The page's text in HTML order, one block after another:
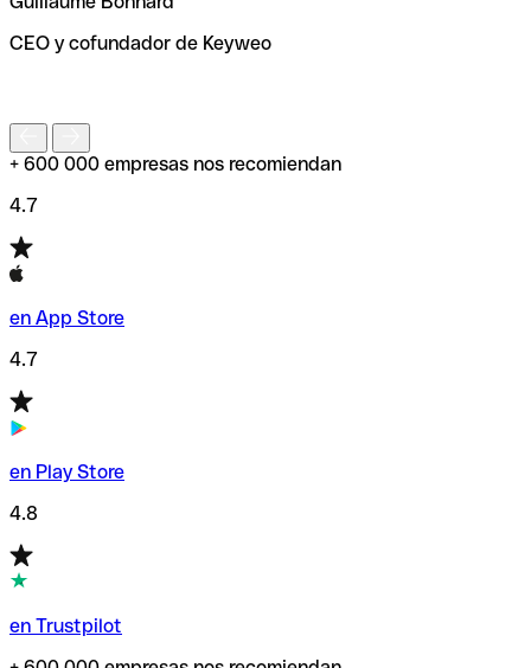
de enviar tu transferencia.
CEO y cofundador de Keyweo
+ 600 000 empresas nos recomiendan
4.7
en App Store
4.7
en Play Store
4.8
en Trustpilot